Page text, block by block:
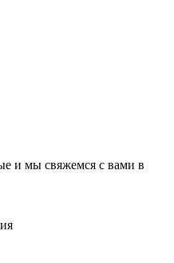
и мы свяжемся с вами в